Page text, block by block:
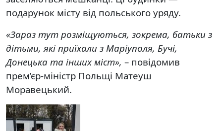
подарунок місту від польського уряду.
«Зараз тут розміщуються, зокрема, батьки з
дітьми, які приїхали з Маріуполя, Бучі,
Донецька та інших міст», – повідомив
прем’єр-міністр Польщі Матеуш
Моравецький.